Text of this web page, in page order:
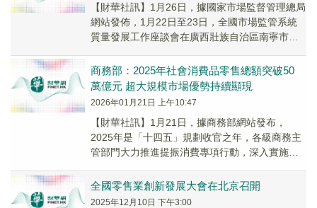
【財華社訊】1月26日，據國家市場監督管理總局
網站發佈，1月22日至23日，全國市場監管系統
質量發展工作座談會在廣西壯族自治區南寧市召
商務部：2025年社會消費品零售總額突破50
萬億元 超大規模市場優勢持續顯現
2026年01月21日 上午10:47
【財華社訊】1月21日，據商務部網站發布，
2025年是「十四五」規劃收官之年，各級商務主
管部門大力推進提振消費專項行動，深入實施消
放消費...
全國零售業創新發展大會在北京召開
2025年12月10日 下午3:00